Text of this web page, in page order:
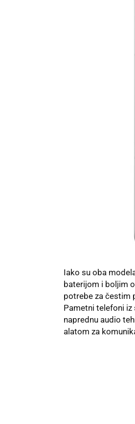
Iako su oba
baterijom i boljim
potrebe za čestim
Pametni telefoni iz
naprednu audio
alatom za